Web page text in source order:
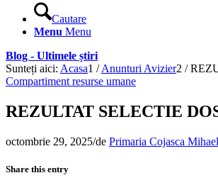
Cautare
Menu Menu
Blog - Ultimele știri
Sunteți aici: Acasa1 / Anunturi Avizier2 /
Compartiment resurse umane
REZULTAT SELECTIE
octombrie 29, 2025/de Primaria Cojasca
Share this entry